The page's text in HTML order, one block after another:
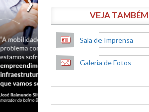
VEJA TAMBÉM
Sala de Imprensa
Galeria de Fotos